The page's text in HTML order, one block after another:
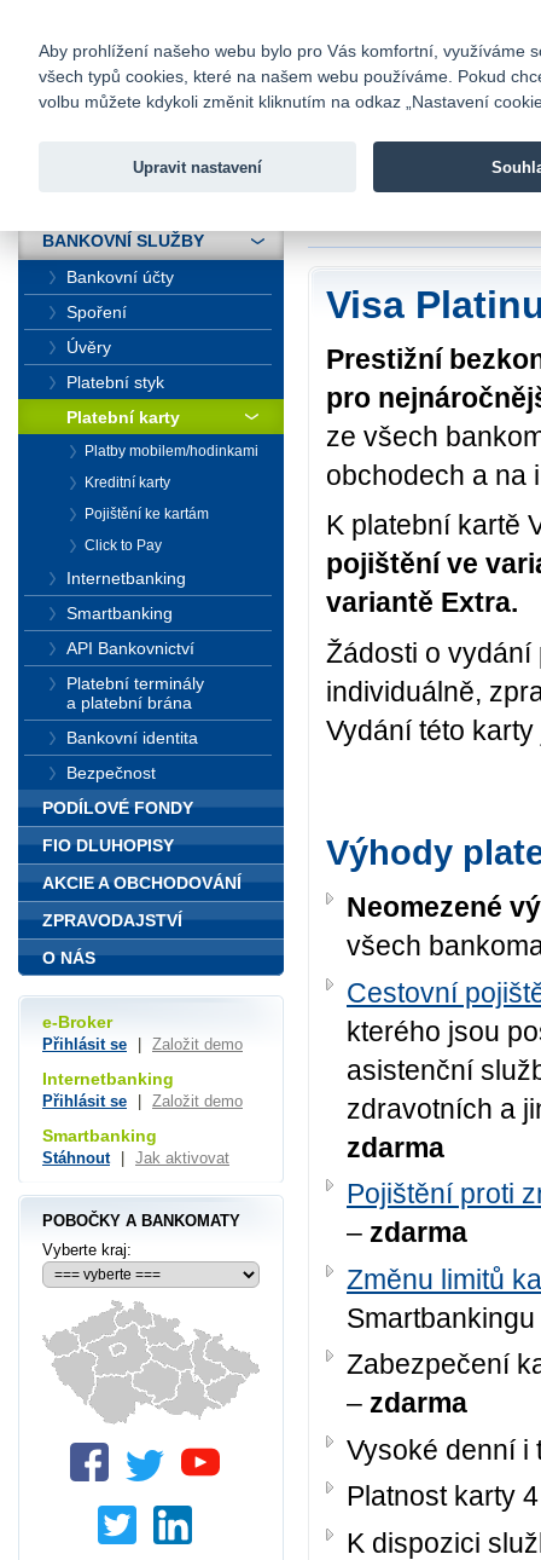
Fio banka
Fio banka
Visa
Prestižní
pro
ze všech
obchodech a na
K platební kartě
pojištění ve
variantě Extra.
Žádosti o
individuálně,
Vydání této
Výhody
Neomezené
všech
Cestovní
kterého jsou
asistenční
zdravotních a
zdarma
Pojištění proti
– zdarma
Změnu limitů
Zabezpečení
– zdarma
Vysoké denní i
Platnost karty
K dispozici
BANKOVNÍ SLUŽBY
Bankovní účty
Spoření
Úvěry
Platební styk
Platební karty
Platby mobilem/hodinkami
Kreditní karty
Pojištění ke kartám
Click to Pay
Internetbanking
Smartbanking
API Bankovnictví
Platební terminály
a platební brána
Bankovní identita
Bezpečnost
PODÍLOVÉ FONDY
FIO DLUHOPISY
AKCIE A OBCHODOVÁNÍ
ZPRAVODAJSTVÍ
O NÁS
e-Broker
Přihlásit se Založit demo
Internetbanking
Přihlásit se Založit demo
Smartbanking
Stáhnout Jak aktivovat
POBOČKY A BANKOMATY
Vyberte kraj:
Aby prohlížení našeho webu bylo pro Vás komfortní, využíváme
všech typů cookies, které na našem webu používáme. Pokud
volbu můžete kdykoli změnit kliknutím na odkaz „Nastavení
Upravit nastavení